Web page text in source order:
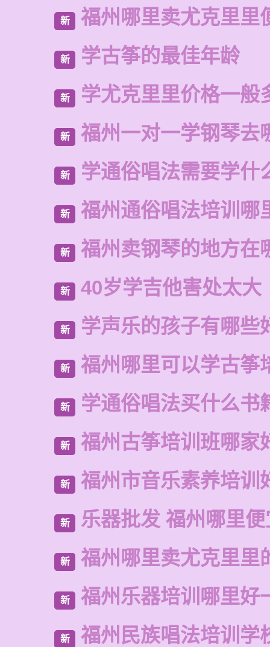
新 福州哪里卖尤克里里
新 学古筝的最佳年龄
新 学尤克里里价格一般
新 福州一对一学钢琴去
新 学通俗唱法需要学什
新 福州通俗唱法培训哪
新 福州卖钢琴的地方在
新 40岁学吉他害处太大
新 学声乐的孩子有哪些
新 福州哪里可以学古筝
新 学通俗唱法买什么书
新 福州古筝培训班哪家
新 福州市音乐素养培训
新 乐器批发 福州哪里
新 福州哪里卖尤克里里
新 福州乐器培训哪里好
新 福州民族唱法培训学